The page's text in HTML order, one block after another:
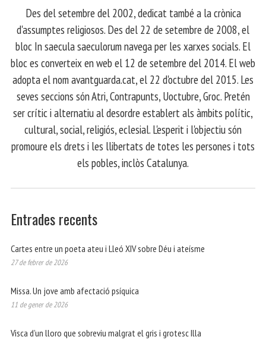
​ Des del setembre del 2002, dedicat també a la crònica
d'assumptes religiosos. Des del 22 de setembre de 2008, el
bloc In saecula saeculorum navega per les xarxes socials. El
bloc es converteix en web el 12 de setembre del 2014. El web
adopta el nom avantguarda.cat, el 22 d'octubre del 2015. Les
seves seccions són Atri, Contrapunts, Uoctubre, Groc. Pretén
ser crític i alternatiu al desordre establert als àmbits polític,
cultural, social, religiós, eclesial. L'esperit i l'objectiu són
promoure els drets i les llibertats de totes les persones i tots
els pobles, inclòs Catalunya.
Entrades recents
Cartes entre un poeta ateu i Lleó XIV sobre Déu i ateísme
27 de febrer de 2026
Missa. Un jove amb afectació psíquica
11 de gener de 2026
Visca d’un lloro que sobreviu malgrat el gris i grotesc Illa